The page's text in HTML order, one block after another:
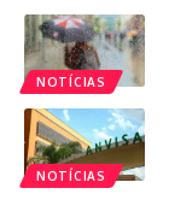
NOTÍCIAS
NOTÍCIAS